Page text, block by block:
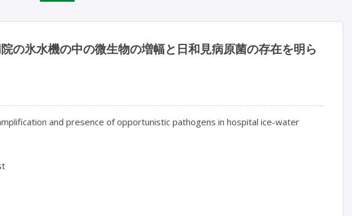
の氷水機の中の微生物の増幅と日和見病原菌の存在を明ら
and presence of opportunistic pathogens in hospital ice-water